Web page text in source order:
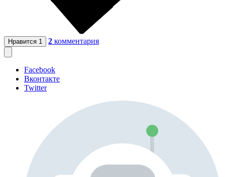
Нравится 1 2 комментария
Facebook
Вконтакте
Twitter